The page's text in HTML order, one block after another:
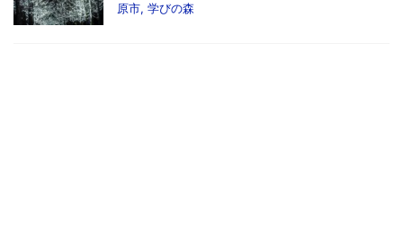
原市, 学びの森